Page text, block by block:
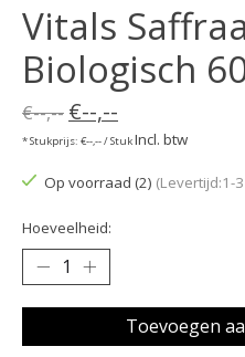
Vitals
Biologisch
€--,-- €--,--
* Stukprijs: €--,-- / StukIncl. btw
Op voorraad (2) (Levertijd:1-
Hoeveelheid:
Toevoegen